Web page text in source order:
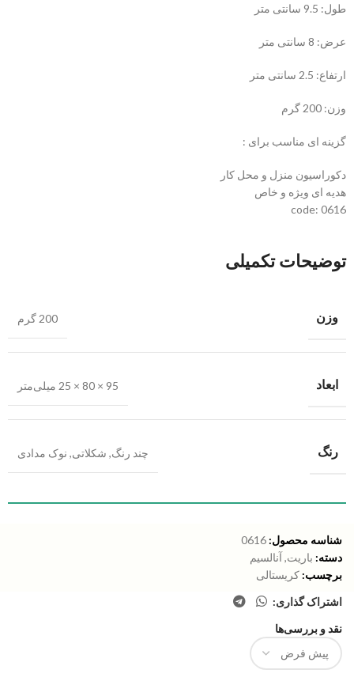
طول: 9.5 سانتی متر
عرض: 8 سانتی متر
ارتفاع: 2.5 سانتی متر
وزن: 200 گرم
گزینه ای مناسب برای :
دکوراسیون منزل و محل کار
هدیه ای ویژه و خاص
code: 0616
توضیحات تکمیلی
وزن 200 گرم
ابعاد 95 × 80 × 25 میلی‌متر
رنگ چند رنگ, شکلاتی, نوک مدادی
شناسه محصول: 0616
دسته: باریت,آنالسیم
برچسب: کریستالی
اشتراک گذاری:
نقد و بررسی‌ها